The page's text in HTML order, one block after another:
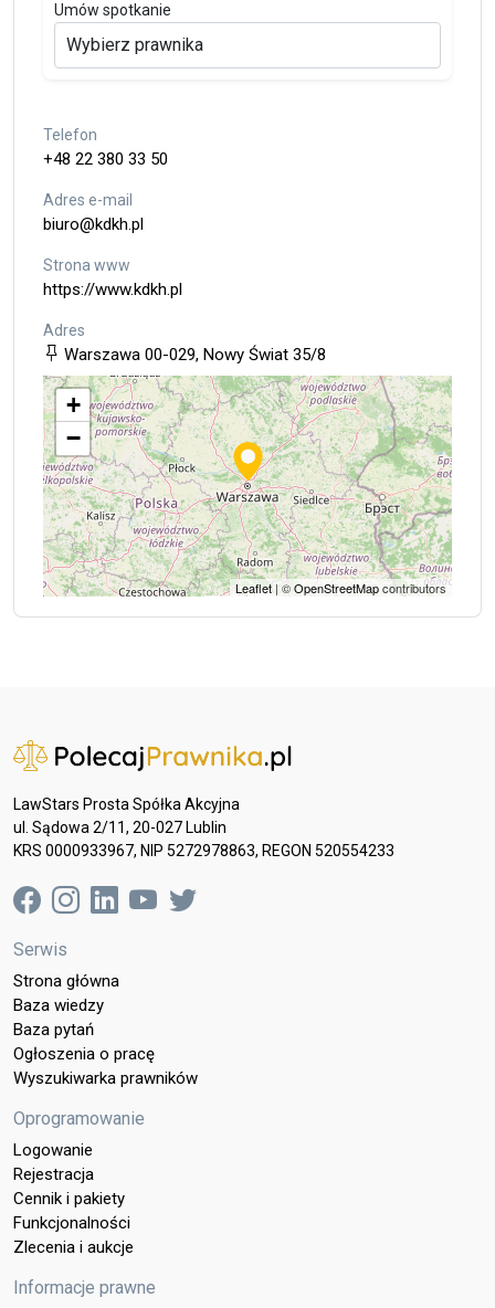
Umów spotkanie
Telefon
+48 22 380 33 50
Adres e-mail
biuro@kdkh.pl
Strona www
https://www.kdkh.pl
Adres
Warszawa 00-029, Nowy Świat 35/8
+
−
Leaflet | ©OpenStreetMapcontributors
LawStars Prosta Spółka Akcyjna
ul. Sądowa 2/11, 20-027 Lublin
KRS 0000933967, NIP 5272978863, REGON 520554233
Serwis
Strona główna
Baza wiedzy
Baza pytań
Ogłoszenia o pracę
Wyszukiwarka prawników
Oprogramowanie
Logowanie
Rejestracja
Cennik i pakiety
Funkcjonalności
Zlecenia i aukcje
Informacje prawne